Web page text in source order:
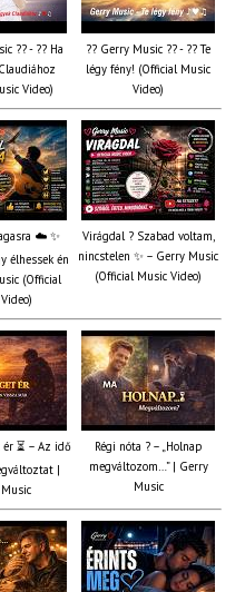
?? - ?? Ha
Video)
?? Gerry Music ?? - ?? Te
légy fény! (Official Music
Video)
☁️ ✨
élhessek én
(Official
Virágdal ? Szabad voltam,
nincstelen ✨ – Gerry Music
(Official Music Video)
⏳ – Az idő
|
Régi nóta ? – „Holnap
megváltozom…” | Gerry
Music